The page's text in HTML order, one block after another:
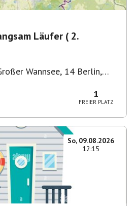
Läufer ( 2.
Wannsee, 14 Berlin,
1
FREIER PLATZ
So, 09.08.2026
12:15